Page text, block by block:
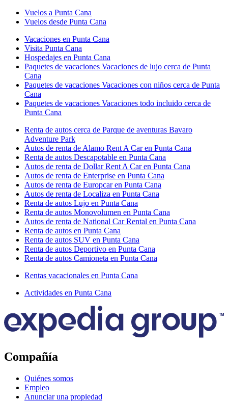
Vuelos a Punta Cana
Vuelos desde Punta Cana
Vacaciones en Punta Cana
Visita Punta Cana
Hospedajes en Punta Cana
Paquetes de vacaciones Vacaciones de lujo cerca de Punta
Cana
Paquetes de vacaciones Vacaciones con niños cerca de Punta
Cana
Paquetes de vacaciones Vacaciones todo incluido cerca de
Punta Cana
Renta de autos cerca de Parque de aventuras Bavaro
Adventure Park
Autos de renta de Alamo Rent A Car en Punta Cana
Renta de autos Descapotable en Punta Cana
Autos de renta de Dollar Rent A Car en Punta Cana
Autos de renta de Enterprise en Punta Cana
Autos de renta de Europcar en Punta Cana
Autos de renta de Localiza en Punta Cana
Renta de autos Lujo en Punta Cana
Renta de autos Monovolumen en Punta Cana
Autos de renta de National Car Rental en Punta Cana
Renta de autos en Punta Cana
Renta de autos SUV en Punta Cana
Renta de autos Deportivo en Punta Cana
Renta de autos Camioneta en Punta Cana
Rentas vacacionales en Punta Cana
Actividades en Punta Cana
Compañía
Quiénes somos
Empleo
Anunciar una propiedad